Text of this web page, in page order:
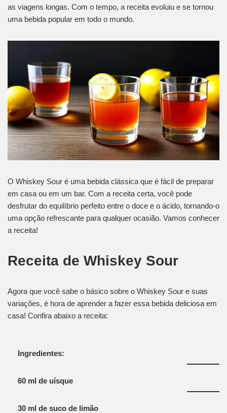
as viagens longas. Com o tempo, a receita evoluiu e se tornou
uma bebida popular em todo o mundo.
O Whiskey Sour é uma bebida clássica que é fácil de preparar
em casa ou em um bar. Com a receita certa, você pode
desfrutar do equilíbrio perfeito entre o doce e o ácido, tornando-o
uma opção refrescante para qualquer ocasião. Vamos conhecer
a receita!
Receita de Whiskey Sour
Agora que você sabe o básico sobre o Whiskey Sour e suas
variações, é hora de aprender a fazer essa bebida deliciosa em
casa! Confira abaixo a receita:
Ingredientes:
60 ml de uísque
30 ml de suco de limão